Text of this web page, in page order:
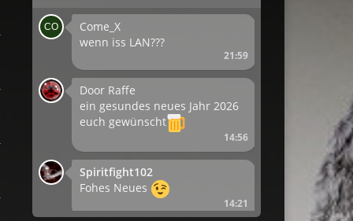
Come_X
wenn iss LAN???
21:59
Door Raffe
ein gesundes neues Jahr 2026
euch gewünscht
14:56
Spiritfight102
Fohes Neues
14:21